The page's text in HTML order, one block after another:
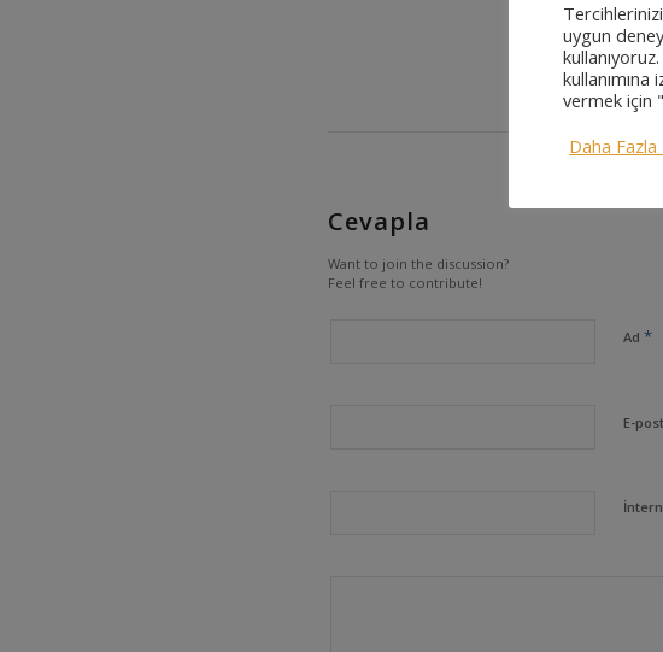
Cevapla
Want to join the discussion?
Feel free to contribute!
Ad *
E-
uygun
vermek için
Daha